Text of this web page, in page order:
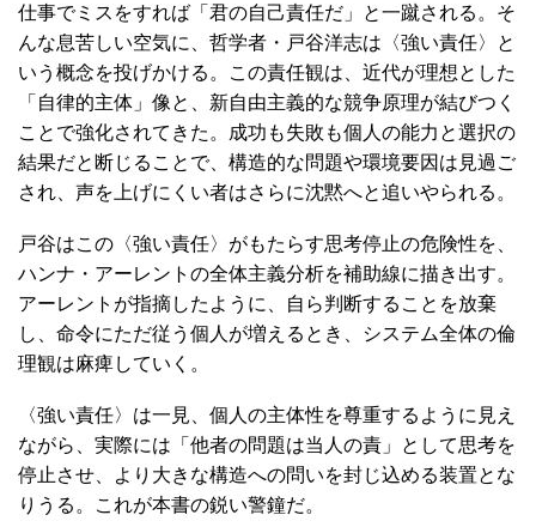
仕事でミスをすれば「君の自己責任だ」と一蹴される。そ
んな息苦しい空気に、哲学者・戸谷洋志は〈強い責任〉と
いう概念を投げかける。この責任観は、近代が理想とした
「自律的主体」像と、新自由主義的な競争原理が結びつく
ことで強化されてきた。成功も失敗も個人の能力と選択の
結果だと断じることで、構造的な問題や環境要因は見過ご
され、声を上げにくい者はさらに沈黙へと追いやられる。
戸谷はこの〈強い責任〉がもたらす思考停止の危険性を、
ハンナ・アーレントの全体主義分析を補助線に描き出す。
アーレントが指摘したように、自ら判断することを放棄
し、命令にただ従う個人が増えるとき、システム全体の倫
理観は麻痺していく。
〈強い責任〉は一見、個人の主体性を尊重するように見え
ながら、実際には「他者の問題は当人の責」として思考を
停止させ、より大きな構造への問いを封じ込める装置とな
りうる。これが本書の鋭い警鐘だ。